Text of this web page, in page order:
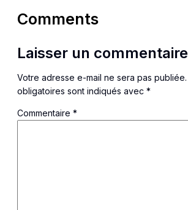
Comments
Laisser un commentaire
Votre adresse e-mail ne sera pas publiée.
obligatoires sont indiqués avec *
Commentaire *